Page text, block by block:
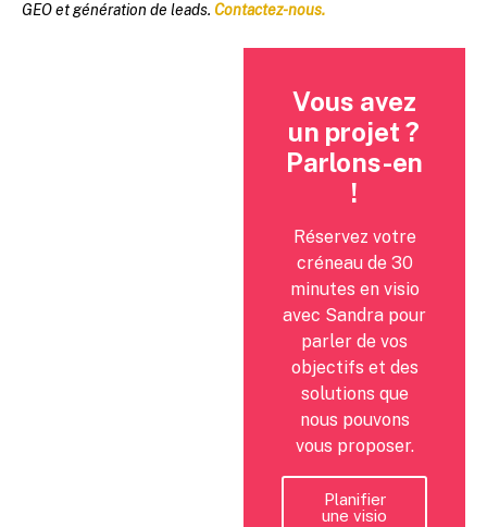
GEO et génération de leads. Contactez-nous.
Vous avez
un projet ?
Parlons-en
!
Réservez votre
créneau de 30
minutes en visio
avec Sandra pour
parler de vos
objectifs et des
solutions que
nous pouvons
vous proposer.
Planifier
une visio